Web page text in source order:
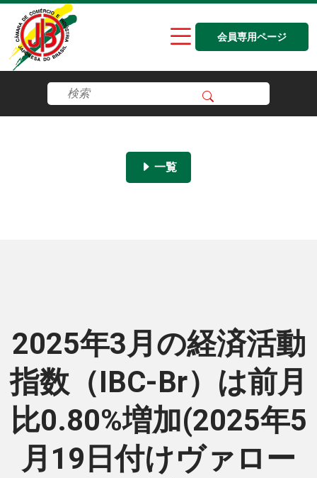
会員専用ページ
一覧
2025年3月の経済活動
指数（IBC-Br）は前月
比0.80%増加(2025年5
月19日付けヴァロー